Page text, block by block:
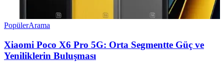
PopülerArama
Xiaomi Poco X6 Pro 5G: Orta Segmentte Güç ve
Yeniliklerin Buluşması